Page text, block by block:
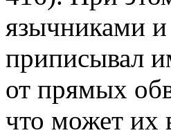
язычниками
приписывал
от прямых
что может их